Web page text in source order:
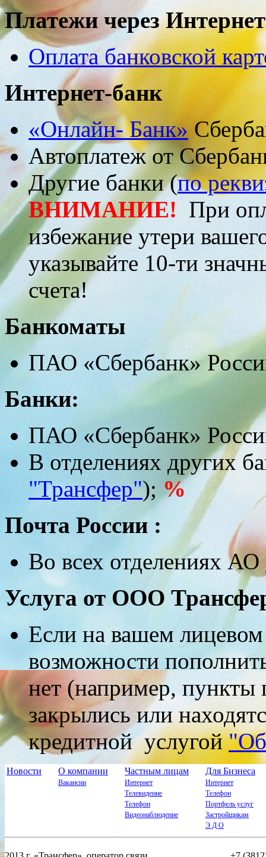
Платежи через Интернет
Оплата банковской
Интернет-банк
«Онлайн- Банк»
Автоплатеж от
Другие банки (по
ВНИМАНИЕ! При
избежание утери
указывайте 10-ти
счета!
Банкоматы
ПАО «Сбербанк»
Банки:
ПАО «Сбербанк»
В отделениях других
"Трансфер"); %
Почта России :
Во всех отделениях АО
Услуга от ООО
Если на вашем лицевом
возможности
нет (например, пункты
закрылись или
кредитной услугой
Новости О компании
Вакансии
Частным лицам
Интернет
Телевидение
Телефон
Видеонаблюдение
Для Бизнеса
Интернет
Телефон
Портфель услуг
Застройщикам
Э Д О